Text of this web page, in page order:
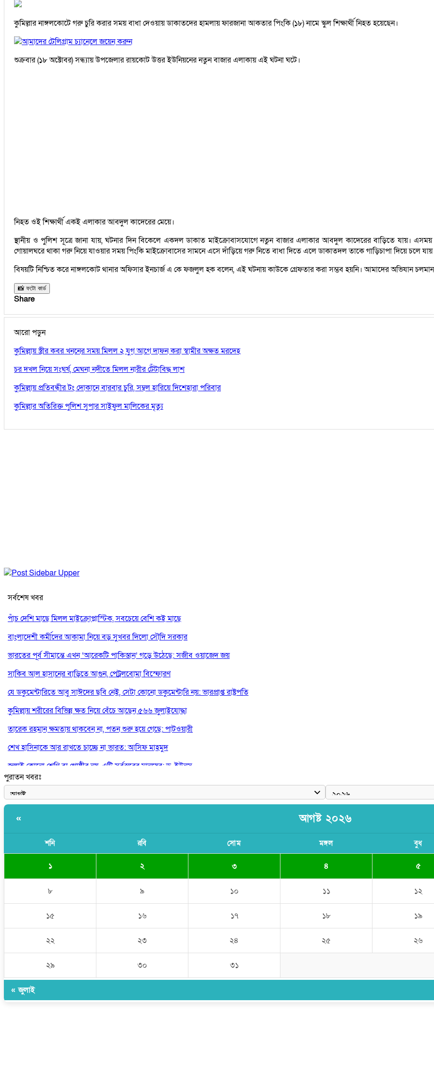
কুমিল্লার নাঙ্গলকোটে গরু চুরি করার সময় বাধা দেওয়ায় ডাকাতদের হামলায় ফারজানা আকতার পিংকি (১৮) নামে স্কুল শিক্ষার্থী নিহত হয়েছেন।
আমাদের টেলিগ্রাম চ্যানেলে জয়েন করুন
শুক্রবার (১৮ অক্টোবর) সন্ধ্যায় উপজেলার রায়কোট উত্তর ইউনিয়নের নতুন বাজার এলাকায় এই ঘটনা ঘটে।
নিহত ওই শিক্ষার্থী একই এলাকার আবদুল কাদেরের মেয়ে।
স্থানীয় ও পুলিশ সূত্রে জানা যায়, ঘটনার দিন বিকেলে একদল ডাকাত মাইক্রোবাসযোগে নতুন বাজার এলাকার আবদুল কাদেরের বাড়িতে যায়।
গোয়ালঘরে থাকা গরু নিয়ে যাওয়ার সময় পিংকি মাইক্রোবাসের সামনে এসে দাঁড়িয়ে গরু নিতে বাধা দিতে এলে ডাকাতদল তাকে গাড়িচাপা দিয়ে চলে
বিষয়টি নিশ্চিত করে নাঙ্গলকোট থানার অফিসার ইনচার্জ এ কে ফজলুল হক বলেন, এই ঘটনায় কাউকে গ্রেফতার করা সম্ভব হয়নি। আমাদের অভিযান
📸 ফটো কার্ড
Share
আরো পড়ুন
কুমিল্লায় স্ত্রীর কবর খননের সময় মিলল ২ যুগ আগে দাফন করা স্বামীর অক্ষত মরদেহ
চর দখল নিয়ে সংঘর্ষ, মেঘনা নদীতে মিলল নারীর টেঁটাবিদ্ধ লাশ
কুমিল্লায় প্রতিবন্ধীর টং দোকানে বারবার চুরি, সম্বল হারিয়ে দিশেহারা পরিবার
কুমিল্লার অতিরিক্ত পুলিশ সুপার সাইফুল মালিকের মৃত্যু
সর্বশেষ খবর
পাঁচ দেশি মাছে মিলল মাইক্রোপ্লাস্টিক, সবচেয়ে বেশি কই মাছে
বাংলাদেশী কর্মীদের আকামা নিয়ে বড় সুখবর দিলো সৌদি সরকার
ভারতের পূর্ব সীমান্তে এখন ‘আরেকটি পাকিস্তান’ গড়ে উঠেছে: সজীব ওয়াজেদ জয়
সাকিব আল হাসানের বাড়িতে আগুন, পেট্রলবোমা বিস্ফোরণ
যে ডকুমেন্টারিতে আবু সাঈদের ছবি নেই, সেটা কোনো ডকুমেন্টারি নয়: ভারপ্রাপ্ত রাষ্ট্রপতি
কুমিল্লায় শরীরের বিভিন্ন ক্ষত নিয়ে বেঁচে আছেন ৫৬৬ জুলাইযোদ্ধা
তারেক রহমান ক্ষমতায় থাকবেন না, পতন শুরু হয়ে গেছে: পাটওয়ারী
শেখ হাসিনাকে আর রাখতে চাচ্ছে না ভারত: আসিফ মাহমুদ
জুলাই কোনো শ্রেণি বা গোষ্ঠীর নয়, এটি সর্বস্তরের মানুষের: ড. ইউনূস
আলিয়া মাদ্রাসায় ছাত্রদল-শিবির সংঘর্ষ, হাতে পাইপ মাথায় হেলমেট পড়ে মাঠে যুবদল নেতা নয়ন
পুরাতন খবরঃ
« আগষ্ট ২০২৬
শনি রবি সোম মঙ্গল বুধ
১ ২ ৩ ৪ ৫
৮ ৯ ১০ ১১ ১২
১৫ ১৬ ১৭ ১৮ ১৯
২২ ২৩ ২৪ ২৫ ২৬
২৯ ৩০ ৩১
« জুলাই